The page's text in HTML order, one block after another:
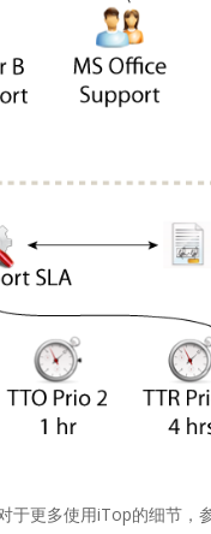
于更多使用iTop的细节，